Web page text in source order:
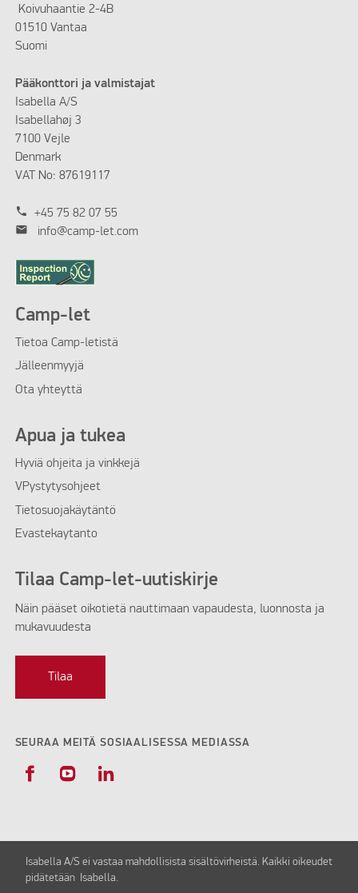
Koivuhaantie 2-4B
01510 Vantaa
Suomi
Pääkonttori ja valmistajat
Isabella A/S
Isabellahøj 3
7100 Vejle
Denmark
VAT No: 87619117
phone +45 75 82 07 55
mail info@camp-let.com
Camp-let
Tietoa Camp-letistä
Jälleenmyyjä
Ota yhteyttä
Apua ja tukea
Hyviä ohjeita ja vinkkejä
VPystytysohjeet
Tietosuojakäytäntö
Evastekaytanto
Tilaa Camp-let-uutiskirje
Näin pääset oikotietä nauttimaan vapaudesta, luonnosta ja
mukavuudesta
Tilaa
SEURAA MEITÄ SOSIAALISESSA MEDIASSA
Isabella A/S ei vastaa mahdollisista sisältövirheistä. Kaikki oikeudet
pidätetään Isabella.